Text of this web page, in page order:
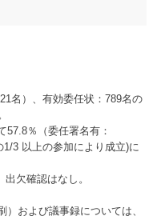
名）、有効委任状：789名の
57.8％（委任署名有：
3 以上の参加により成立)に
欠確認はなし。
および議事録については、